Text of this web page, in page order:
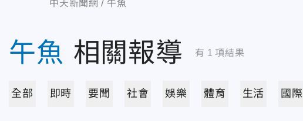
中天新聞網 午魚
午魚 相關報導 有 1 項結果
全部 即時 要聞 社會 娛樂 體育 生活 國際